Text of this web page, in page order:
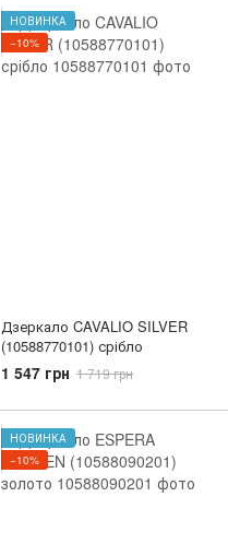
НОВИНКА
−10%
Дзеркало CAVALIO SILVER
(10588770101) срібло
1 547 грн 1 719 грн
НОВИНКА
−10%